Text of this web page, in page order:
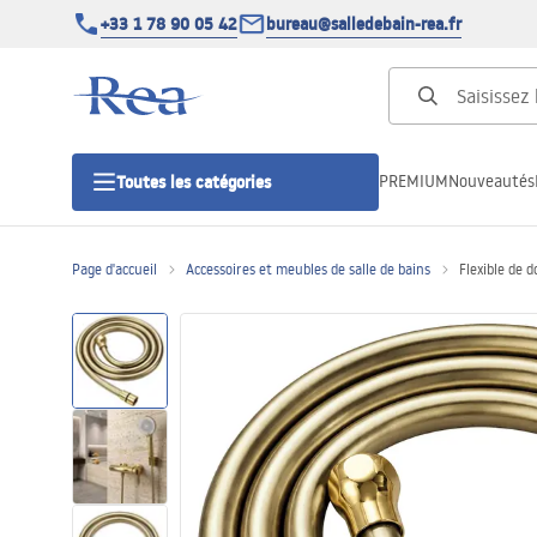
+33 1 78 90 05 42 bureau@salledebain-rea.fr
Toutes les catégories
Portes de douche
Receveurs de douche
Caniveaux de douche
PREMIUMNouveautés
Page d'accueil Accessoires et meubles de salle de bains Flexible de